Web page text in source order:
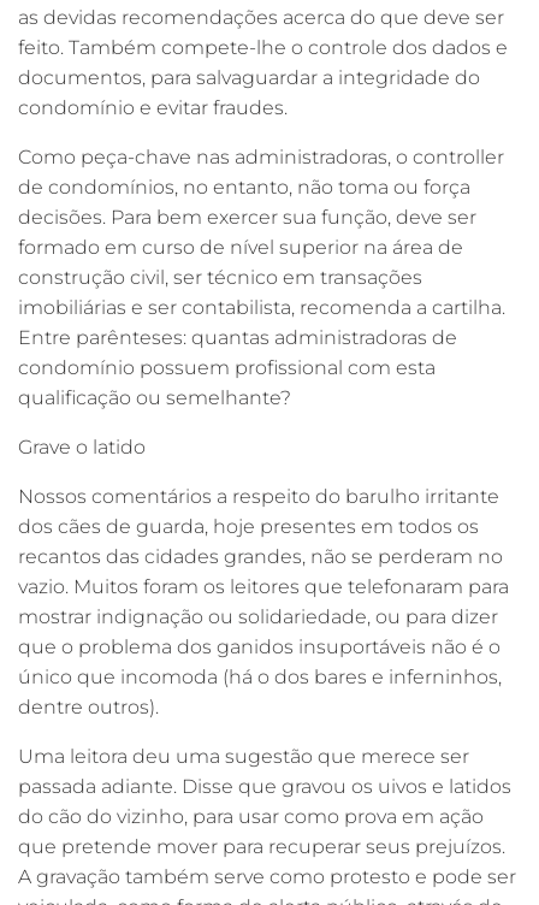
as devidas recomendações acerca do que deve ser
feito. Também compete-lhe o controle dos dados e
documentos, para salvaguardar a integridade do
condomínio e evitar fraudes.
Como peça-chave nas administradoras, o controller
de condomínios, no entanto, não toma ou força
decisões. Para bem exercer sua função, deve ser
formado em curso de nível superior na área de
construção civil, ser técnico em transações
imobiliárias e ser contabilista, recomenda a cartilha.
Entre parênteses: quantas administradoras de
condomínio possuem profissional com esta
qualificação ou semelhante?
Grave o latido
Nossos comentários a respeito do barulho irritante
dos cães de guarda, hoje presentes em todos os
recantos das cidades grandes, não se perderam no
vazio. Muitos foram os leitores que telefonaram para
mostrar indignação ou solidariedade, ou para dizer
que o problema dos ganidos insuportáveis não é o
único que incomoda (há o dos bares e inferninhos,
dentre outros).
Uma leitora deu uma sugestão que merece ser
passada adiante. Disse que gravou os uivos e latidos
do cão do vizinho, para usar como prova em ação
que pretende mover para recuperar seus prejuízos.
A gravação também serve como protesto e pode ser